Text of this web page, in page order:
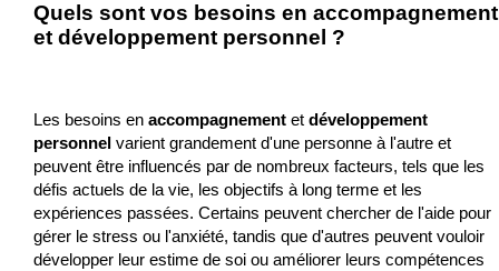
Quels sont vos besoins en accompagnement
et développement personnel ?
Les besoins en accompagnementet développement
personnelvarient grandement d'une personne à l'autre et
peuvent être influencés par de nombreux facteurs, tels que les
défis actuels de la vie, les objectifs à long terme et les
expériences passées. Certains peuvent chercher de l'aide pour
gérer le stress ou l'anxiété, tandis que d'autres peuvent vouloir
développer leur estime de soi ou améliorer leurs compétences